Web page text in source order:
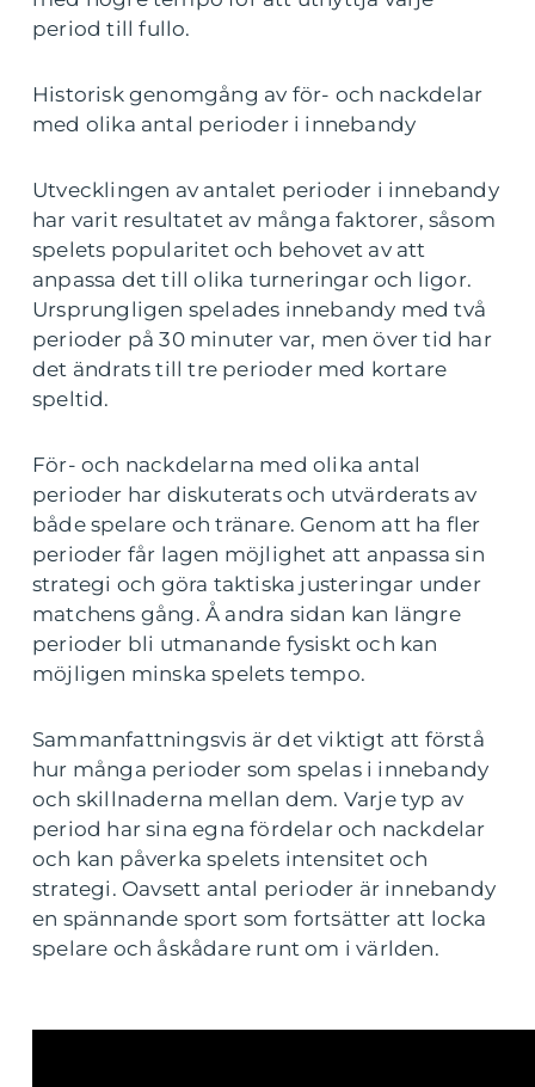
period till fullo.
Historisk genomgång av för- och nackdelar
med olika antal perioder i innebandy
Utvecklingen av antalet perioder i innebandy
har varit resultatet av många faktorer, såsom
spelets popularitet och behovet av att
anpassa det till olika turneringar och ligor.
Ursprungligen spelades innebandy med två
perioder på 30 minuter var, men över tid har
det ändrats till tre perioder med kortare
speltid.
För- och nackdelarna med olika antal
perioder har diskuterats och utvärderats av
både spelare och tränare. Genom att ha fler
perioder får lagen möjlighet att anpassa sin
strategi och göra taktiska justeringar under
matchens gång. Å andra sidan kan längre
perioder bli utmanande fysiskt och kan
möjligen minska spelets tempo.
Sammanfattningsvis är det viktigt att förstå
hur många perioder som spelas i innebandy
och skillnaderna mellan dem. Varje typ av
period har sina egna fördelar och nackdelar
och kan påverka spelets intensitet och
strategi. Oavsett antal perioder är innebandy
en spännande sport som fortsätter att locka
spelare och åskådare runt om i världen.